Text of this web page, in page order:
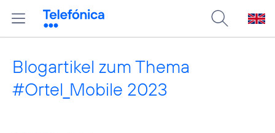
Blogartikel zum Thema
#Ortel_Mobile 2023